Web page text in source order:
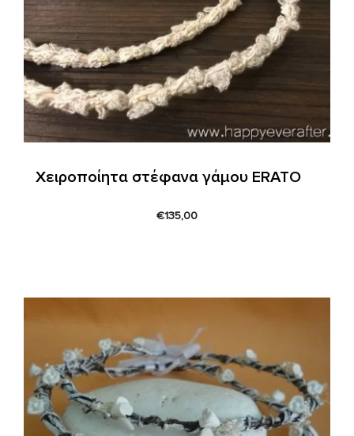
Χειροποίητα στέφανα γάμου ERATO
€135,00